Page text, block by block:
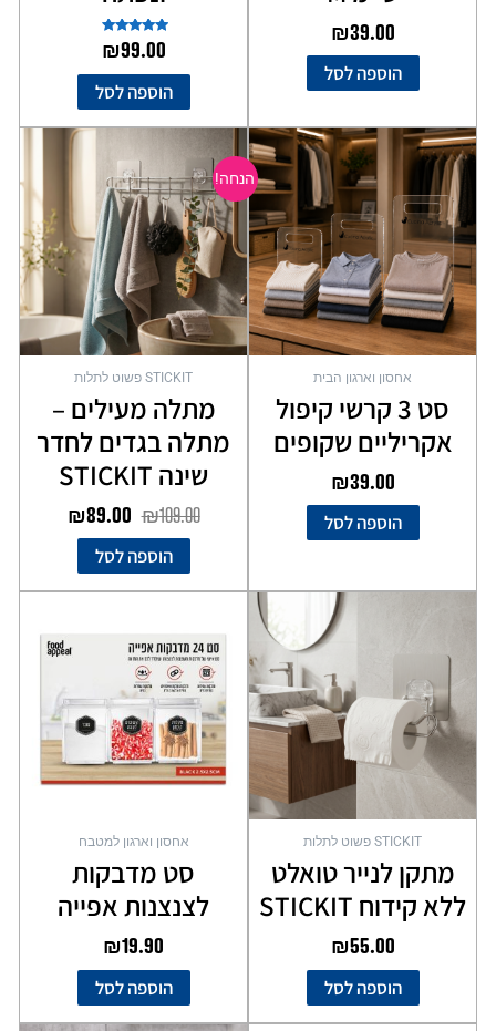
₪39.00
הוספה לסל
דורג
5.00
₪99.00
הוספה לסל
אחסון וארגון הבית
סט 3 קרשי קיפול
אקריליים שקופים
₪39.00
הוספה לסל
הנחה!
STICKIT פשוט לתלות
מתלה מעילים –
מתלה בגדים לחדר
שינה STICKIT
₪109.00
המחיר
המקורי
היה:
₪109.00.
₪89.00
הוא:
₪89.00.
הוספה לסל
STICKIT פשוט לתלות
מתקן לנייר טואלט
ללא קידוח STICKIT
₪55.00
הוספה לסל
אחסון וארגון למטבח
סט מדבקות
לצנצנות אפייה
₪19.90
הוספה לסל